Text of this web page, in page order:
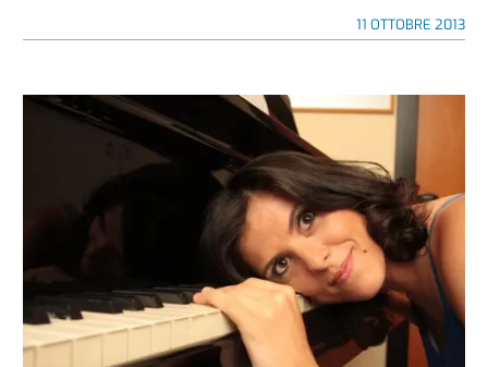
11 OTTOBRE 2013